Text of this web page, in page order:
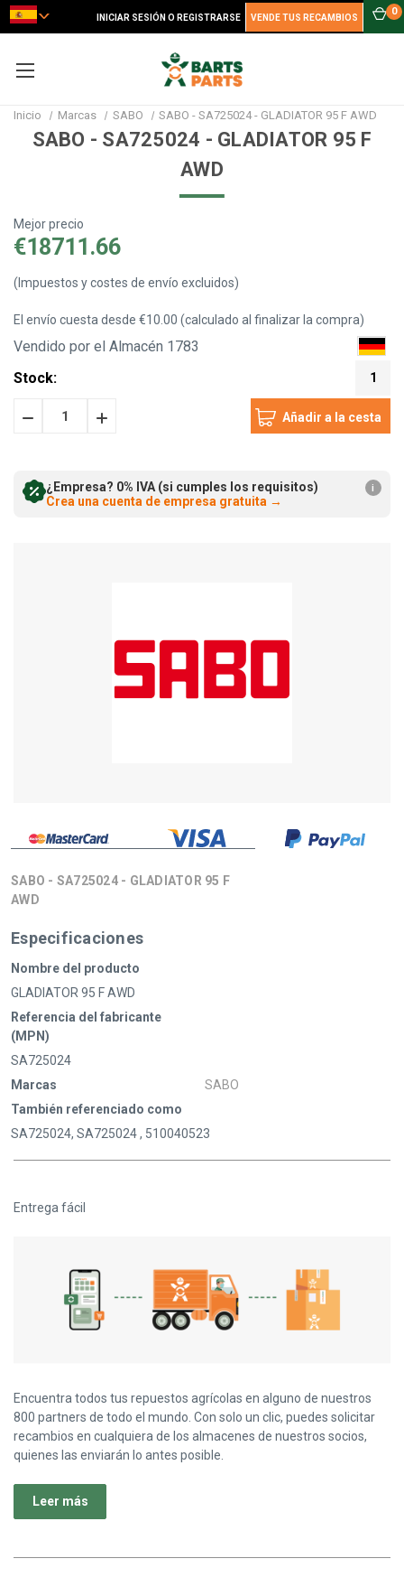
INICIAR SESIÓN O REGISTRARSE VENDE TUS RECAMBIOS
0
Inicio Marcas SABO SABO - SA725024 - GLADIATOR 95 F AWD
SABO - SA725024 - GLADIATOR 95 F
AWD
Mejor precio
€18711.66
(Impuestos y costes de envío excluidos)
El envío cuesta desde €10.00 (calculado al finalizar la compra)
Vendido por el Almacén 1783
Stock:
1
Disminuir Incrementar
¿Empresa? 0% IVA (si cumples los requisitos)
Crea una cuenta de empresa gratuita →
i
SABO - SA725024 - GLADIATOR 95 F
AWD
Especificaciones
Nombre del producto
GLADIATOR 95 F AWD
Referencia del fabricante
(MPN)
SA725024
Marcas
SABO
También referenciado como
SA725024, SA725024 , 510040523
Entrega fácil
Encuentra todos tus repuestos agrícolas en alguno de nuestros
800 partners de todo el mundo. Con solo un clic, puedes solicitar
recambios en cualquiera de los almacenes de nuestros socios,
quienes las enviarán lo antes posible.
Leer más